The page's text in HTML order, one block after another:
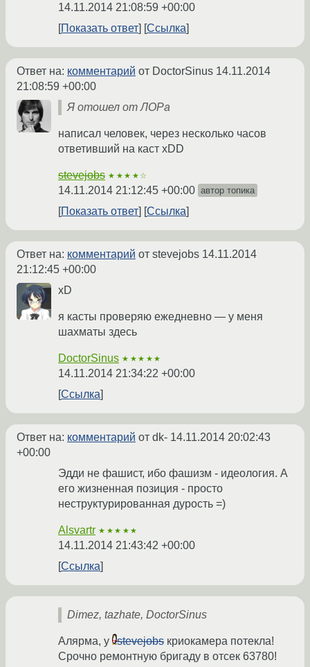
14.11.2014 21:08:59 +00:00
Показать ответ
Ссылка
Ответ на: комментарий от DoctorSinus 14.11.2014
21:08:59 +00:00
Я отошел от ЛОРа
написал человек, через несколько часов
ответивший на каст xDD
stevejobs ★★★★☆
14.11.2014 21:12:45 +00:00 автор топика
Показать ответ Ссылка
Ответ на: комментарий от stevejobs 14.11.2014
21:12:45 +00:00
xD
я касты проверяю ежедневно — у меня
шахматы здесь
DoctorSinus ★★★★★
14.11.2014 21:34:22 +00:00
Ссылка
Ответ на: комментарий от dk- 14.11.2014 20:02:43
+00:00
Эдди не фашист, ибо фашизм - идеология. А
его жизненная позиция - просто
неструктурированная дурость =)
Alsvartr ★★★★★
14.11.2014 21:43:42 +00:00
Ссылка
Dimez, tazhate, DoctorSinus
Алярма, у stevejobs криокамера потекла!
Срочно ремонтную бригаду в отсек 63780!